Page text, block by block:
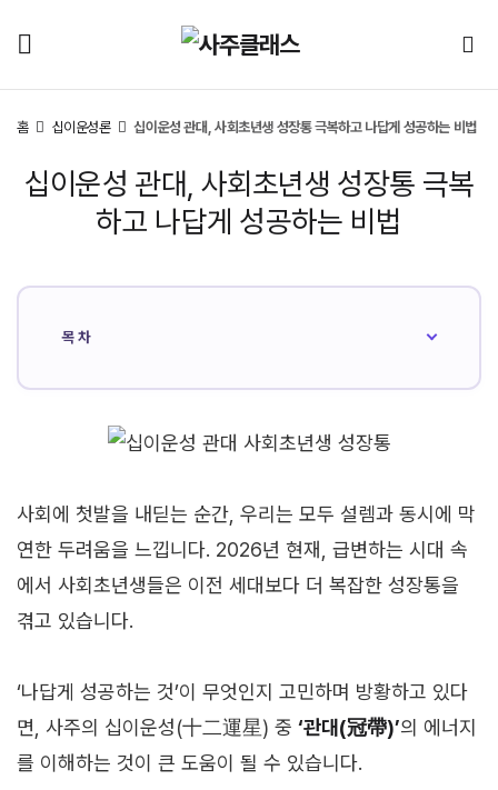
홈 십이운성론 십이운성 관대, 사회초년생 성장통 극복하고 나답게 성공하는 비법
십이운성 관대, 사회초년생 성장통 극복
하고 나답게 성공하는 비법
목차
사회에 첫발을 내딛는 순간, 우리는 모두 설렘과 동시에 막
연한 두려움을 느낍니다. 2026년 현재, 급변하는 시대 속
에서 사회초년생들은 이전 세대보다 더 복잡한 성장통을
겪고 있습니다.
‘나답게 성공하는 것’이 무엇인지 고민하며 방황하고 있다
면, 사주의 십이운성(十二運星) 중 ‘관대(冠帶)’의 에너지
를 이해하는 것이 큰 도움이 될 수 있습니다.